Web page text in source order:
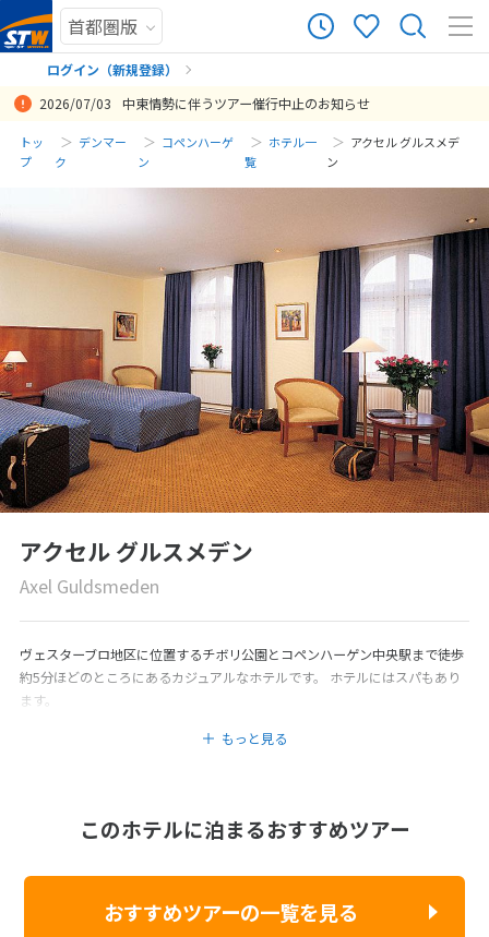
ログイン（新規登録）
まだ履歴がありません
まだ登録がありません
2026/07/03 中東情勢に伴うツアー催行中止のお知らせ
トッ
プ
デンマー
ク
コペンハーゲ
ン
ホテル一
覧
アクセル グルスメデ
ン
アクセル グルスメデン
Axel Guldsmeden
ヴェスターブロ地区に位置するチボリ公園とコペンハーゲン中央駅まで徒歩
約5分ほどのところにあるカジュアルなホテルです。 ホテルにはスパもあり
ます。
もっと見る
このホテルに泊まるおすすめツアー
おすすめツアーの一覧を見る